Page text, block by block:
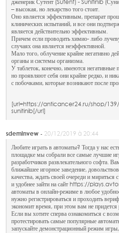
дженерик Сутент (Sutent) - Sunitinib
– высокая, но лекарство того стоит.
Оно является эффективным, препарат
клинических испытаний, и все они
является действительно эффективным.
Причем если проводить химио- либо
случаях она является неэффективной.
Мало того, облучение крайне негативно
органы и системы организма.
У таблеток, конечно, имеются
но проявляют себя они крайне редко, и
с побочками, которые возникают после
[url=https://anticancer24.ru/shop/139/
sunitinib[/url]
sdeminvew - 20/12/2019 à 20:44
Любите играть в автоматы? Тогда у нас
площадке мы собрали все самые лучшие
разработчиков развлекательного софта.
ближайшее игорное заведение,
качества, ждать своей очереди и
и удобнее зайти на сайт https://
автоматы в онлайн-режиме в любое
нужно регистрироваться и проходить
экономит время, при этом вам не придется
Если вы хотите сперва ознакомиться с
протестировать самые популярные
запускайте демонстрационный режим